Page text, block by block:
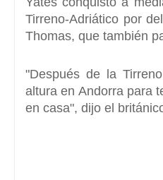
Tirreno-Adriático por
Thomas, que también
"Después de la
altura en Andorra para
en casa", dijo el